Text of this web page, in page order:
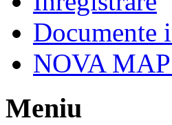
Documente
NOVA
Meniu